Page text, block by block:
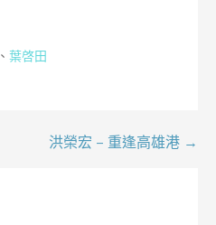
、 葉啓田
洪榮宏 – 重逢高雄港 →